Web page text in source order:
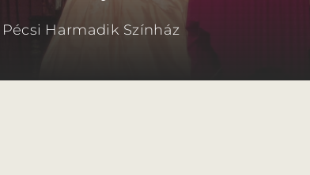
Pécsi Harmadik Színház